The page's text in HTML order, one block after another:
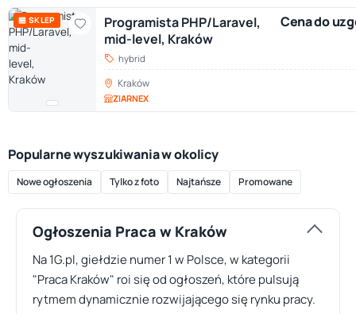
🏪 SKLEP
Programista PHP/Laravel,
mid-level, Kraków
Cena do
hybrid
Kraków
ZIARNEX
Popularne wyszukiwania w okolicy
Nowe ogłoszenia Tylko z foto Najtańsze Promowane
Ogłoszenia Praca w Kraków
Na 1G.pl, giełdzie numer 1 w Polsce, w kategorii
"Praca Kraków" roi się od ogłoszeń, które pulsują
rytmem dynamicznie rozwijającego się rynku pracy.